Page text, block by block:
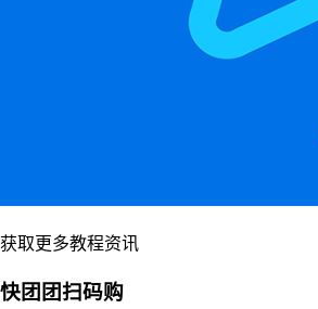
获取更多教程资讯
快团团扫码购